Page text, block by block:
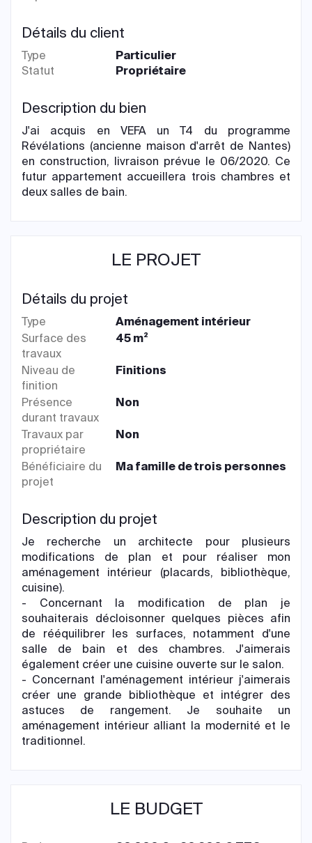
Détails du client
Type
Particulier
Statut
Propriétaire
Description du bien
J'ai acquis en VEFA un T4 du programme
Révélations (ancienne maison d'arrêt de Nantes)
en construction, livraison prévue le 06/2020. Ce
futur appartement accueillera trois chambres et
deux salles de bain.
LE PROJET
Détails du projet
Type
Aménagement intérieur
Surface des
travaux
45 m²
Niveau de
finition
Finitions
Présence
durant travaux
Non
Travaux par
propriétaire
Non
Bénéficiaire du
projet
Ma famille de trois personnes
Description du projet
Je recherche un architecte pour plusieurs
modifications de plan et pour réaliser mon
aménagement intérieur (placards, bibliothèque,
cuisine).
- Concernant la modification de plan je
souhaiterais décloisonner quelques pièces afin
de rééquilibrer les surfaces, notamment d'une
salle de bain et des chambres. J'aimerais
également créer une cuisine ouverte sur le salon.
- Concernant l'aménagement intérieur j'aimerais
créer une grande bibliothèque et intégrer des
astuces de rangement. Je souhaite un
aménagement intérieur alliant la modernité et le
traditionnel.
LE BUDGET